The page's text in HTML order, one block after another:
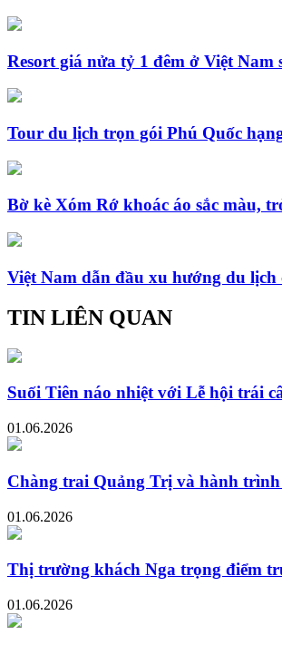
Resort giá nửa tỷ 1 đêm ở Việt
Tour du lịch trọn gói Phú Quốc
Bờ kè Xóm Rớ khoác áo sắc màu,
Việt Nam dẫn đầu xu hướng du
TIN LIÊN QUAN
Suối Tiên náo nhiệt với Lễ hội trái
01.06.2026
Chàng trai Quảng Trị và hành
01.06.2026
Thị trường khách Nga trọng điểm
01.06.2026